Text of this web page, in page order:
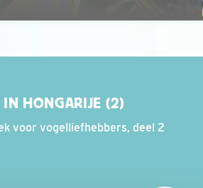
IN HONGARIJE (2)
voor vogelliefhebbers, deel 2